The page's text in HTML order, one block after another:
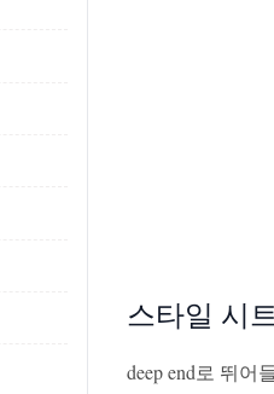
스타일 시
deep end로 뛰